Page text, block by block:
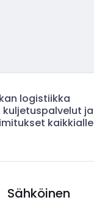
logistiikka
ja
kaikkialle
Sähköinen